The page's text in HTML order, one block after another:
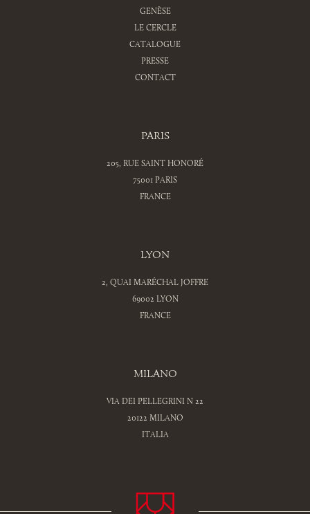
GENÈSE
LE CERCLE
CATALOGUE
PRESSE
CONTACT
PARIS
205, RUE SAINT HONORÉ
75001 PARIS
FRANCE
LYON
2, QUAI MARÉCHAL JOFFRE
69002 LYON
FRANCE
MILANO
VIA DEI PELLEGRINI N 22
20122 MILANO
ITALIA